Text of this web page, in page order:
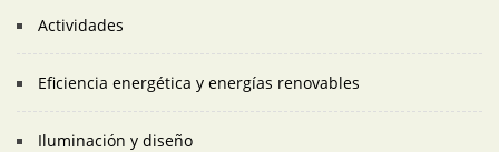
Actividades
Eficiencia energética y energías renovables
Iluminación y diseño